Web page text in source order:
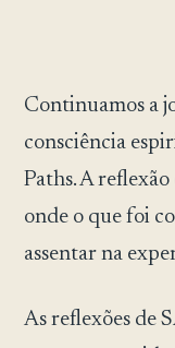
Continuamos a
consciência
Paths. A
onde o que foi
assentar na
As reflexões de